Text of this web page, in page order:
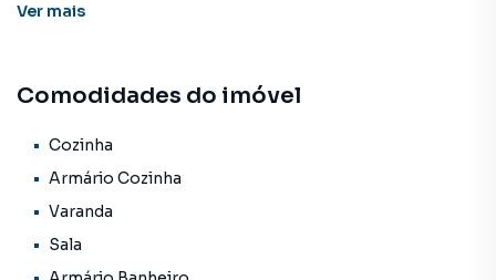
e barracões para venda ou locação, além de
planta em Jardim Montevidéu e em outras regiões de
Campo Grande. Aqui você encontra milhares de ofertas
de vida.
Negocie seu imóvel de forma totalmente online, com
Ver mais
Comodidades do imóvel
Cozinha
Armário Cozinha
Varanda
Sala